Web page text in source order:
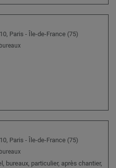
Paris - Île-de-France (75)
Paris - Île-de-France (75)
bureaux, particulier, après chantier,